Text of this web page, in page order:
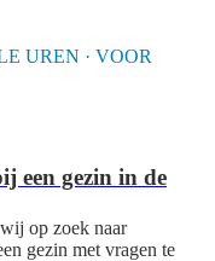
UREN · VOOR
een gezin in de
op zoek naar
gezin met vragen te